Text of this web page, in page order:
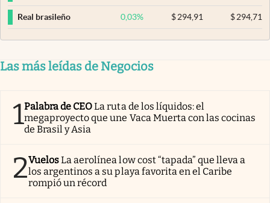
Real brasileño 0,03% $ 294,91 $294,71
Las más leídas de Negocios
1Palabra de CEOLa ruta de los líquidos: el
megaproyecto que une Vaca Muerta con las cocinas
de Brasil y Asia
2VuelosLa aerolínea low cost “tapada” que lleva a
los argentinos a su playa favorita en el Caribe
rompió un récord